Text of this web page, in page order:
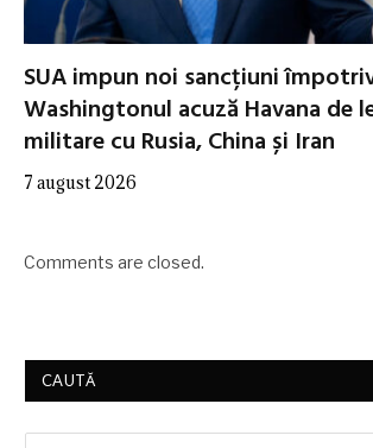
SUA impun noi sancțiuni
Washingtonul acuză Havana de
militare cu Rusia, China și Iran
7 august 2026
Comments are closed.
CAUTĂ